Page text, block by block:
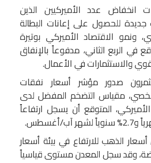
انخفاض عدد الأميركيين الذين
جديدة للحصول على إعانات البطالة
ونمو الاقتصاد الأميركي بوتيرة
في الربع الثاني، مدفوعاً بالإنفاق
والاستثمارات في الأعمال.
صدور مؤشر أسعار نفقات
مقياس التضخم المفضل لدى
المتوقع أن يسجل ارتفاعاً
الذهب للارتفاع في بيئة أسعار
وقد سجل المعدن مستوى قياسياً